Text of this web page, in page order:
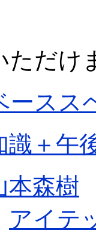
ただけ
ース
識＋午
本森樹
アイテ